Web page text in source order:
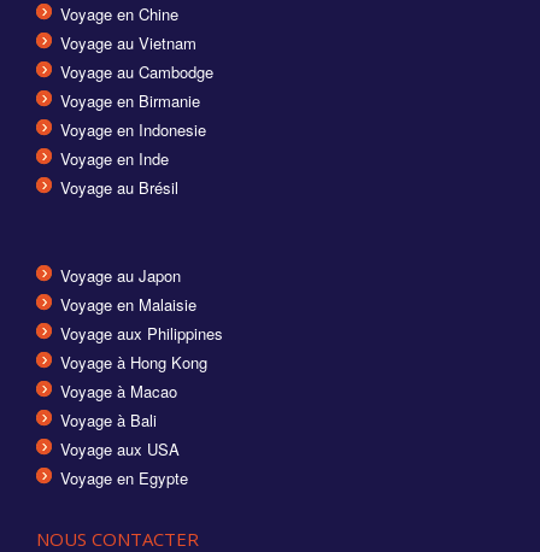
Voyage en Chine
Voyage au Vietnam
Voyage au Cambodge
Voyage en Birmanie
Voyage en Indonesie
Voyage en Inde
Voyage au Brésil
Voyage au Japon
Voyage en Malaisie
Voyage aux Philippines
Voyage à Hong Kong
Voyage à Macao
Voyage à Bali
Voyage aux USA
Voyage en Egypte
NOUS CONTACTER